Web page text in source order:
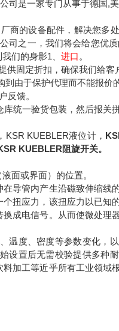
司是一家专门从事于德国,
商的设备配件，解决您多
司之一，我们将会给您优
们的身影1、进口 。
固定折扣，确保我们给客
由于保护代理而不能报价
反馈。
统一验货包装，然后报关
KUEBLER液位计，
KUEBLER阻旋开关。
面或界面）的位置。
导管内产生沿磁致伸缩线
扭应力，该扭应力以已知
成电信号。从而使微处理
温度、密度等参数变化，
设置后无需校验提供多种
加工等近乎所有工业领域